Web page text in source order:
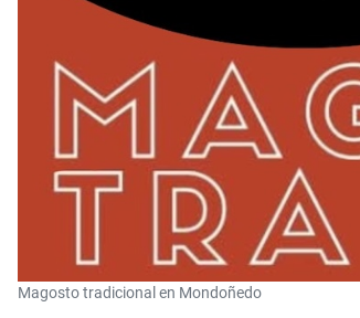
Magosto tradicional en Mondoñedo